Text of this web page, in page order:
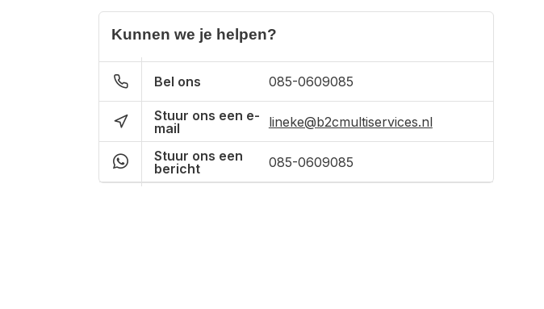
Kunnen we je helpen?
Bel ons 085-0609085
Stuur ons een e-
mail
lineke@b2cmultiservices.nl
Stuur ons een
bericht
085-0609085